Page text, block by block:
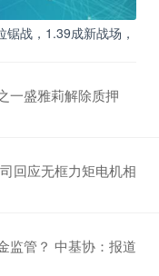
战，1.39成新战场，
一盛雅莉解除质押
回应无框力矩电机相
监管？ 中基协：报道